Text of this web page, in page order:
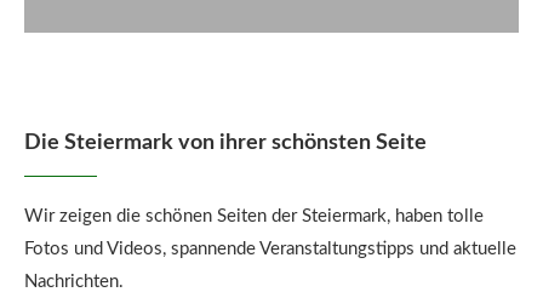
Die Steiermark von ihrer schönsten Seite
Wir zeigen die schönen Seiten der Steiermark, haben tolle
Fotos und Videos, spannende Veranstaltungstipps und aktuelle
Nachrichten.